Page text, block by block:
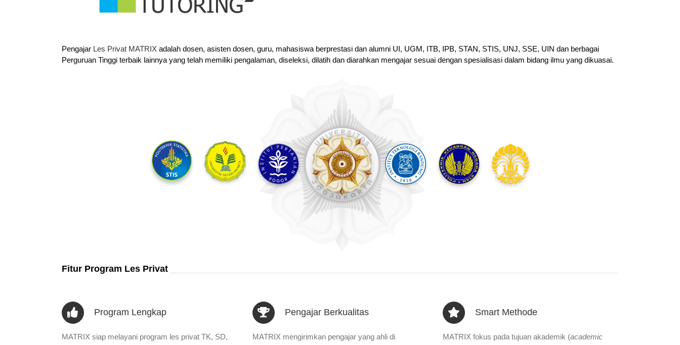
Pengajar Les Privat MATRIX adalah dosen, asisten dosen, guru, mahasiswa berprestasi dan alumni UI, UGM, ITB, IPB, STAN, STIS, UNJ, SSE, UIN dan berbagai
Perguruan Tinggi terbaik lainnya yang telah memiliki pengalaman, diseleksi, dilatih dan diarahkan mengajar sesuai dengan spesialisasi dalam bidang ilmu yang dikuasai.
Fitur Program Les Privat
Program Lengkap
MATRIX siap melayani program les privat TK, SD,
Pengajar Berkualitas
MATRIX mengirimkan pengajar yang ahli di
Smart Methode
MATRIX fokus pada tujuan akademik (academic